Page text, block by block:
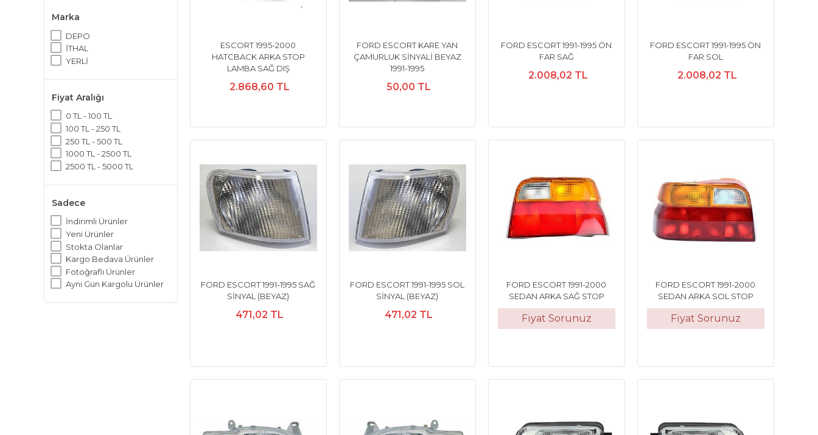
Marka
DEPO
İTHAL
YERLİ
Fiyat Aralığı
0 TL - 100 TL
100 TL - 250 TL
250 TL - 500 TL
1000 TL - 2500 TL
2500 TL - 5000 TL
Sadece
İndirimli Ürünler
Yeni Ürünler
Stokta Olanlar
Kargo Bedava Ürünler
Fotoğraflı Ürünler
Aynı Gün Kargolu Ürünler
ESCORT 1995-2000
HATCBACK ARKA STOP
LAMBA SAĞ DIŞ
2.868,60 TL
FORD ESCORT KARE YAN
ÇAMURLUK SİNYALİ BEYAZ
1991-1995
50,00 TL
FORD ESCORT 1991-1995 ÖN
FAR SAĞ
2.008,02 TL
FORD ESCORT 1991-1995 ÖN
FAR SOL
2.008,02 TL
FORD ESCORT 1991-1995 SAĞ
SİNYAL (BEYAZ)
471,02 TL
FORD ESCORT 1991-1995 SOL
SİNYAL (BEYAZ)
471,02 TL
FORD ESCORT 1991-2000
SEDAN ARKA SAĞ STOP
Fiyat Sorunuz
FORD ESCORT 1991-2000
SEDAN ARKA SOL STOP
Fiyat Sorunuz